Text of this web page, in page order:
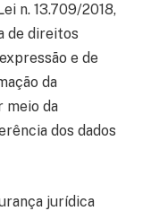
n. 13.709/2018,
de direitos
e de
da
meio da
dos dados
jurídica